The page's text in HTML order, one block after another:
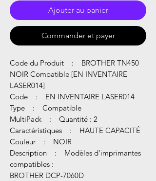
Ajouter au panier
Commander et payer
Code du Produit : BROTHER TN450
NOIR Compatible [EN INVENTAIRE
LASER014]
Code : EN INVENTAIRE LASER014
Type : Compatible
MultiPack : Quantité : 2
Caractéristiques : HAUTE CAPACITÉ
Couleur : NOIR
Description : Modèles d'imprimantes
compatibles :
BROTHER DCP-7060D